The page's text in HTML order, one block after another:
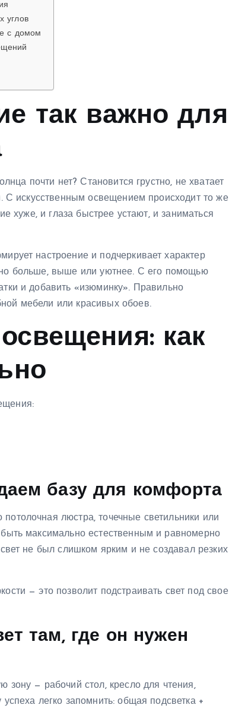
углов
с домом
так важно для
почти нет? Становится грустно, не хватает
С искусственным освещением происходит то же
хуже, и глаза быстрее устают, и заниматься
настроение и подчеркивает характер
больше, выше или уютнее. С его помощью
и добавить «изюминку». Правильно
мебели или красивых обоев.
как
базу для комфорта
люстра, точечные светильники или
максимально естественным и равномерно
не был слишком ярким и не создавал резких
— это позволит подстраивать свет под свое
там, где он нужен
зону — рабочий стол, кресло для чтения,
легко запомнить: общая подсветка +